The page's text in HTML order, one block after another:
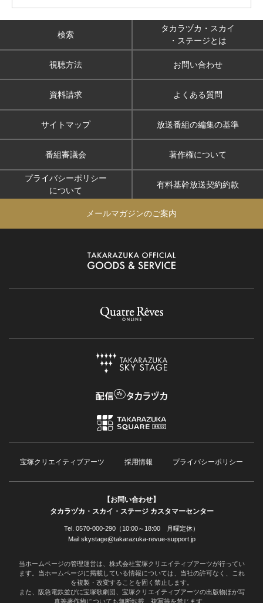
検索
タカラヅカ・スカイ
・ステージとは
視聴方法 お問い合わせ
資料請求 よくある質問
サイトマップ 放送番組の編集の基準
番組審議会 著作権について
プライバシーポリシー
について
有料基幹放送契約約款
メールマガジンのご案内
宝塚クリエイティブアーツ 採用情報 プライバシーポリシー
【お問い合わせ】
タカラヅカ・スカイ・ステージ カスタマーセンター
Tel. 0570-000-290（10:00～18:00 月曜定休）
Mail skystage@takarazuka-revue-support.jp
当ホームページの管理運営は、株式会社宝塚クリエイティブアーツが行ってい
ます。当ホームページに掲載している情報については、当社の許可なく、これ
を複製・改変することを固く禁止します。
また、阪急電鉄並びに宝塚歌劇団、宝塚クリエイティブアーツの出版物ほか写
真等著作物についても無断転載、複写等を禁じます。